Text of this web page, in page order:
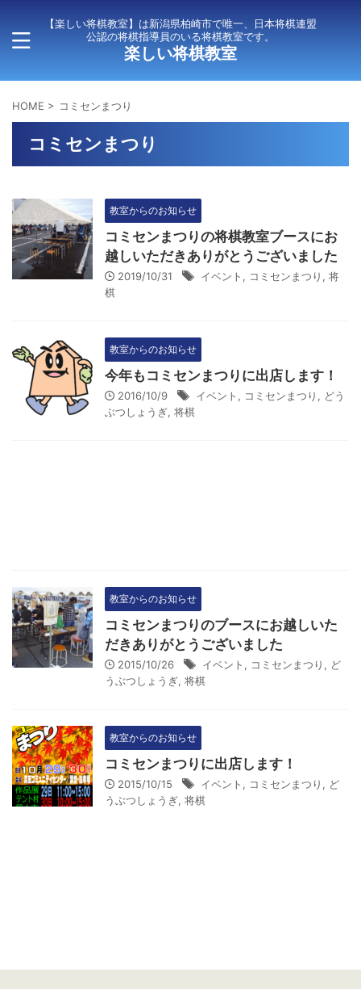
【楽しい将棋教室】は新潟県柏崎市で唯一、日本将棋連盟
公認の将棋指導員のいる将棋教室です。
楽しい将棋教室
HOME > コミセンまつり
コミセンまつり
教室からのお知らせ
コミセンまつりの将棋教室ブースにお
越しいただきありがとうございました
2019/10/31 イベント , コミセンまつり , 将
棋
教室からのお知らせ
今年もコミセンまつりに出店します！
2016/10/9 イベント , コミセンまつり , どう
ぶつしょうぎ, 将棋
教室からのお知らせ
コミセンまつりのブースにお越しいた
だきありがとうございました
2015/10/26 イベント , コミセンまつり , ど
うぶつしょうぎ, 将棋
教室からのお知らせ
コミセンまつりに出店します！
2015/10/15 イベント , コミセンまつり , ど
うぶつしょうぎ, 将棋